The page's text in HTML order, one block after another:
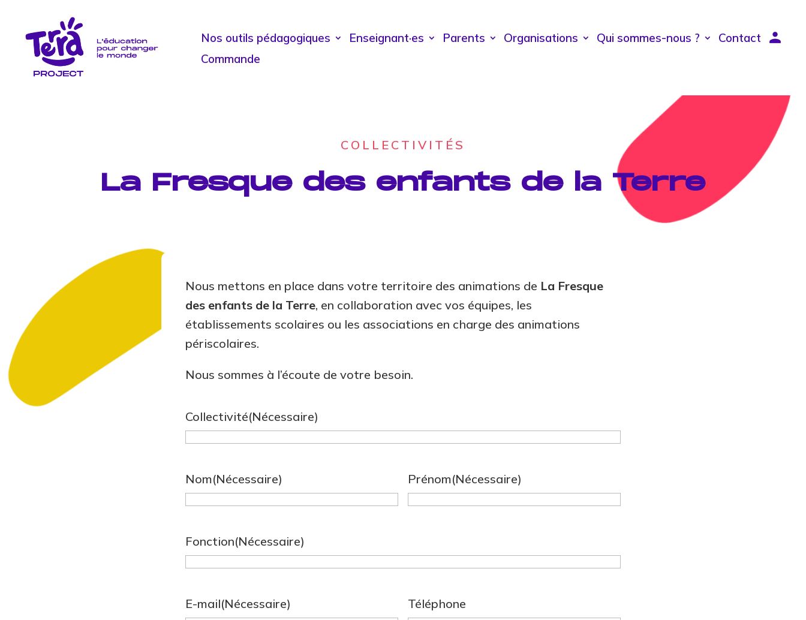
Nos outils pédagogiques Enseignant·es Parents Organisations Qui sommes-nous ?
Contact
Commande
COLLECTIVITÉS
La Fresque des enfants de la Terre
Nous mettons en place dans votre territoire des animations de La Fresque
des enfants de la Terre, en collaboration avec vos équipes, les
établissements scolaires ou les associations en charge des animations
périscolaires.
Nous sommes à l’écoute de votre besoin.
Collectivité(Nécessaire)
Nom(Nécessaire) Prénom(Nécessaire)
Fonction(Nécessaire)
E-mail(Nécessaire) Téléphone